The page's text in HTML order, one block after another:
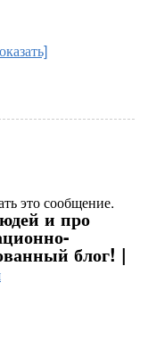
это сообщение.
и про
блог! |